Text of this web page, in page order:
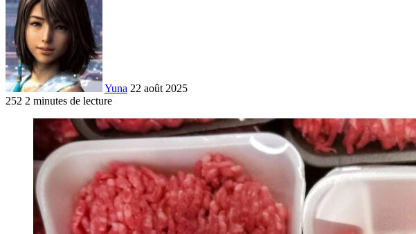
Yuna 22 août 2025
252 2 minutes de lecture